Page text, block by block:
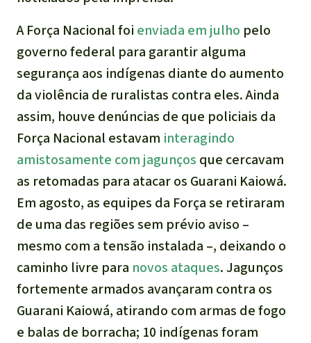
A Força Nacional foi enviada em julho pelo
governo federal para garantir alguma
segurança aos indígenas diante do aumento
da violência de ruralistas contra eles. Ainda
assim, houve denúncias de que policiais da
Força Nacional estavam interagindo
amistosamente com jagunços que cercavam
as retomadas para atacar os Guarani Kaiowá.
Em agosto, as equipes da Força se retiraram
de uma das regiões sem prévio aviso –
mesmo com a tensão instalada –, deixando o
caminho livre para novos ataques. Jagunços
fortemente armados avançaram contra os
Guarani Kaiowá, atirando com armas de fogo
e balas de borracha; 10 indígenas foram